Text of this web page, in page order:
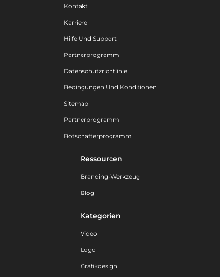
Kontakt
Karriere
Hilfe Und Support
Partnerprogramm
Datenschutzrichtlinie
Bedingungen Und Konditionen
Sitemap
Partnerprogramm
Botschafterprogramm
Ressourcen
Branding-Werkzeug
Blog
Kategorien
Video
Logo
Grafikdesign